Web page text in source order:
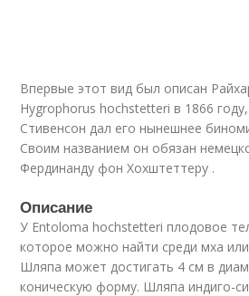
Впервые этот вид был описан
Hygrophorus hochstetteri в 1866
Стивенсон дал его нынешнее
Своим названием он обязан
Фердинанду фон Хохштеттеру .
Описание
У Entoloma hochstetteri плодовое
которое можно найти среди мха
Шляпа может достигать 4 см в
коническую форму. Шляпа индиго-